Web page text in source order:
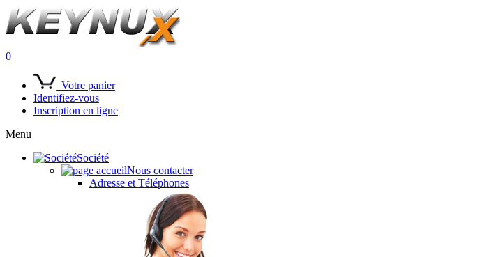
0
Votre panier
Identifiez-vous
Inscription en ligne
Menu
Société
Nous contacter
Adresse et Téléphones